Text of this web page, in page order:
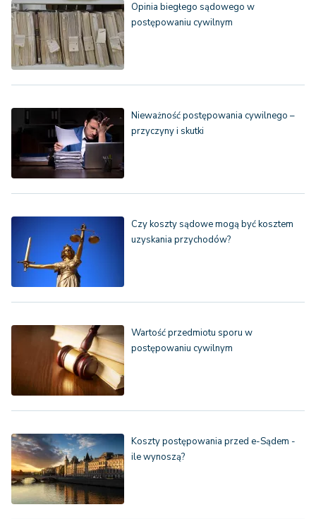
Opinia biegłego sądowego w
postępowaniu cywilnym
Nieważność postępowania cywilnego –
przyczyny i skutki
Czy koszty sądowe mogą być kosztem
uzyskania przychodów?
Wartość przedmiotu sporu w
postępowaniu cywilnym
Koszty postępowania przed e-Sądem -
ile wynoszą?